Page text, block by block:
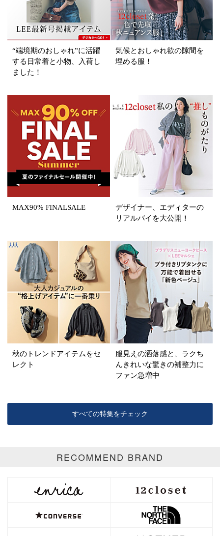
サイズ
掲載雑誌
価格
表示オプション
すべて 新着
SALE商品 予約品
再入荷 ラスト1
在庫あり
カラー
ホワイト ブラック グレー
ベージュ ブラウン オレンジ
イエロー ピンク
パープル グリーン ブルー
“端境期のおしゃれ”に活躍
する日常着と小物、入荷し
ました！
気候とおしゃれ欲の隙間を
埋める服！
MAX90% FINALSALE
デザイナー、エディターの
リアルバイを大公開！
秋のトレンドアイテムをセ
レクト
服見えの洒落感と、ラクち
んきれいな驚きの補整力に
ファン急増中
すべての特集をチェック
RECOMMEND BRAND